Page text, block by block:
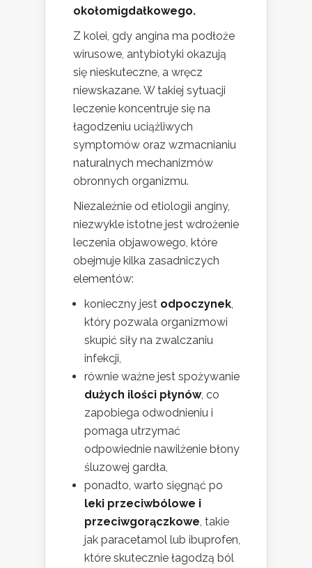
okołomigdałkowego.
Z kolei, gdy angina ma podłoże
wirusowe, antybiotyki okazują
się nieskuteczne, a wręcz
niewskazane. W takiej sytuacji
leczenie koncentruje się na
łagodzeniu uciążliwych
symptomów oraz wzmacnianiu
naturalnych mechanizmów
obronnych organizmu.
Niezależnie od etiologii anginy,
niezwykle istotne jest wdrożenie
leczenia objawowego, które
obejmuje kilka zasadniczych
elementów:
konieczny jest odpoczynek
który pozwala organizmowi
skupić siły na zwalczaniu
infekcji,
równie ważne jest spożywanie
dużych ilości płynów, co
zapobiega odwodnieniu i
pomaga utrzymać
odpowiednie nawilżenie błony
śluzowej gardła,
ponadto, warto sięgnąć po
leki przeciwbólowe i
przeciwgorączkowe , takie
jak paracetamol lub ibuprofen,
które skutecznie łagodzą ból